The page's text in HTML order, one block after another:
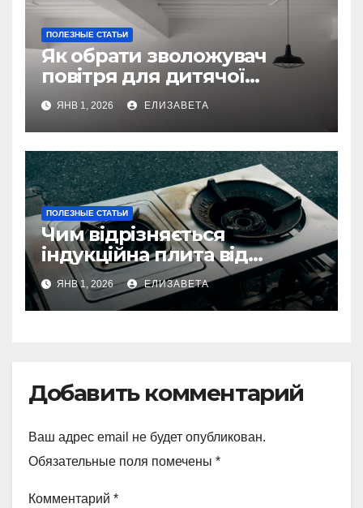
ПОЛЕЗНЫЕ СТАТЬИ
Як обрати зволожувач
повітря для дитячої
кімнати
ЯНВ 1, 2026 ЕЛИЗАВЕТА
ПОЛЕЗНЫЕ СТАТЬИ
Чим відрізняється
індукційна плита від
електричної: переваги та
недоліки
ЯНВ 1, 2026 ЕЛИЗАВЕТА
Добавить комментарий
Ваш адрес email не будет опубликован.
Обязательные поля помечены *
Комментарий *